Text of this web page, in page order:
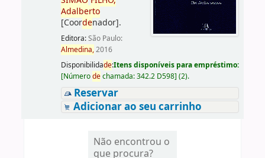
Adalberto
[Coordenador].
Editora:São Paulo:
Almedina,2016
Disponibilidade:Itens disponíveis para empréstimo:
[Númerodechamada:342.2 D598] (2).
Reservar
Adicionar ao seu carrinho
Não encontrou o
que procura?